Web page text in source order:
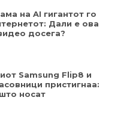
на AI гигантот го
Дали е ова
досега?
Samsung Flip8 и
пристигнаа:
носат